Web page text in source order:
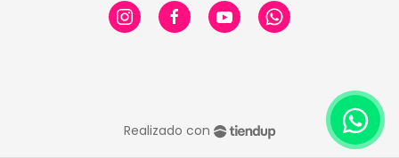
Realizado con